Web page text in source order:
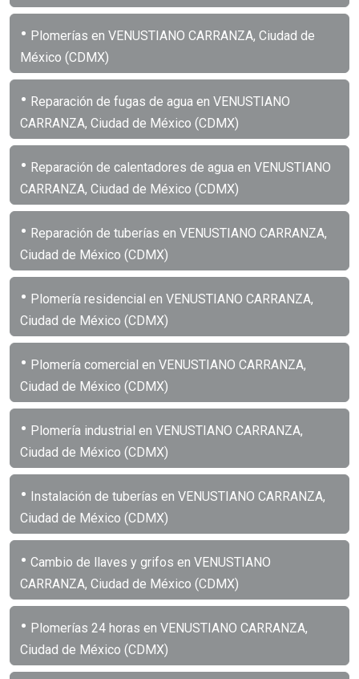
• Plomerías en VENUSTIANO CARRANZA, Ciudad de
México (CDMX)
• Reparación de fugas de agua en VENUSTIANO
CARRANZA, Ciudad de México (CDMX)
• Reparación de calentadores de agua en VENUSTIANO
CARRANZA, Ciudad de México (CDMX)
• Reparación de tuberías en VENUSTIANO CARRANZA,
Ciudad de México (CDMX)
• Plomería residencial en VENUSTIANO CARRANZA,
Ciudad de México (CDMX)
• Plomería comercial en VENUSTIANO CARRANZA,
Ciudad de México (CDMX)
• Plomería industrial en VENUSTIANO CARRANZA,
Ciudad de México (CDMX)
• Instalación de tuberías en VENUSTIANO CARRANZA,
Ciudad de México (CDMX)
• Cambio de llaves y grifos en VENUSTIANO
CARRANZA, Ciudad de México (CDMX)
• Plomerías 24 horas en VENUSTIANO CARRANZA,
Ciudad de México (CDMX)